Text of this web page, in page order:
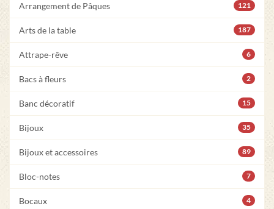
Arrangement de Pâques 121
Arts de la table 187
Attrape-rêve 6
Bacs à fleurs 2
Banc décoratif 15
Bijoux 35
Bijoux et accessoires 89
Bloc-notes 7
Bocaux 4